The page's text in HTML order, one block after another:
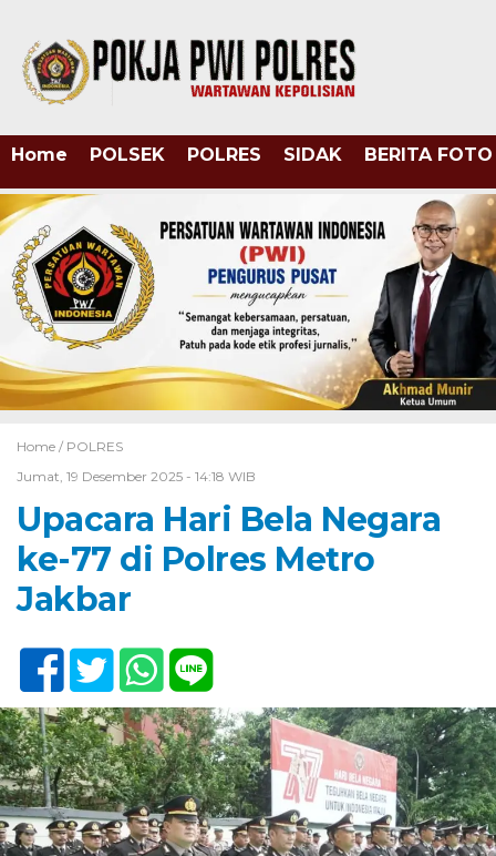
Home POLSEK POLRES SIDAK BERITA FOTO
Home / POLRES
Jumat, 19 Desember 2025 - 14:18 WIB
Upacara Hari Bela Negara
ke-77 di Polres Metro
Jakbar